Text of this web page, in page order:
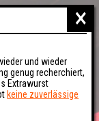
×
und wieder
genug recherchiert,
Extrawurst
keine zuverlässige